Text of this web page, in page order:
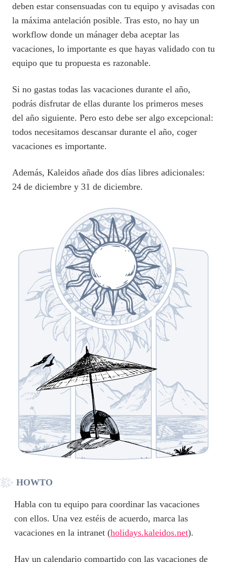
deben estar consensuadas con tu equipo y avisadas con
la máxima antelación posible. Tras esto, no hay un
workflow donde un mánager deba aceptar las
vacaciones, lo importante es que hayas validado con tu
equipo que tu propuesta es razonable.
Si no gastas todas las vacaciones durante el año,
podrás disfrutar de ellas durante los primeros meses
del año siguiente. Pero esto debe ser algo excepcional:
todos necesitamos descansar durante el año, coger
vacaciones es importante.
Además, Kaleidos añade dos días libres adicionales:
24 de diciembre y 31 de diciembre.
HOWTO
Habla con tu equipo para coordinar las vacaciones
con ellos. Una vez estéis de acuerdo, marca las
vacaciones en la intranet (holidays.kaleidos.net).
Hay un calendario compartido con las vacaciones de